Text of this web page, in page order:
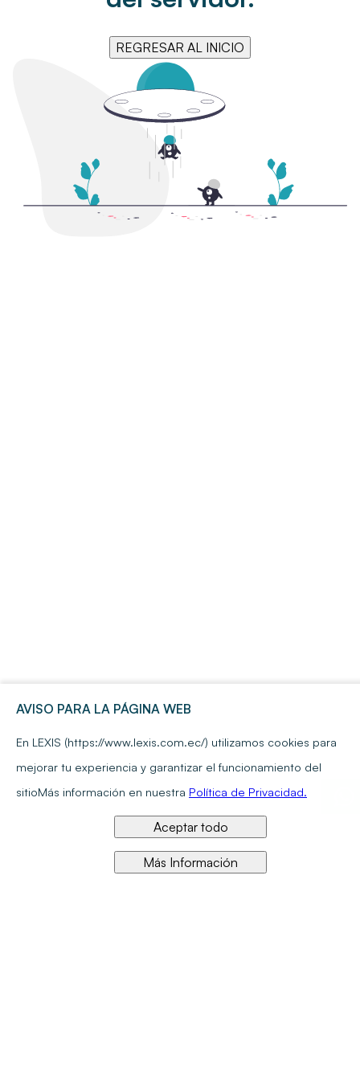
REGRESAR AL INICIO
AVISO PARA LA PÁGINA WEB
En LEXIS (https://www.lexis.com.ec/) utilizamos cookies para
mejorar tu experiencia y garantizar el funcionamiento del
sitioMás información en nuestra Política de Privacidad.
Aceptar todo
Más Información